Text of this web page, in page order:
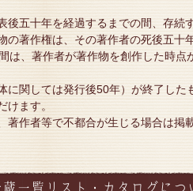
五十年を経過するまでの間、存
著作権は、その著作者の死後五
は、著作者が著作物を創作した時
に関しては発行後50年）が終了し
けます。
作者等で不都合が生じる場合は
蔵一覧リスト・カタログにつ